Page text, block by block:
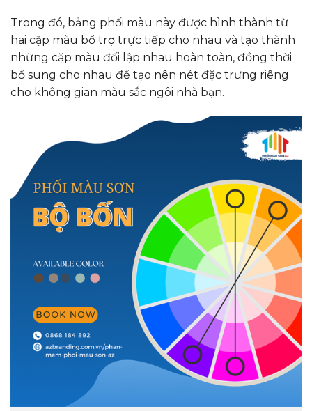
Trong đó, bảng phối màu này được hình thành từ
hai cặp màu bổ trợ trực tiếp cho nhau và tạo thành
những cặp màu đối lập nhau hoàn toàn, đồng thời
bổ sung cho nhau để tạo nên nét đặc trưng riêng
cho không gian màu sắc ngôi nhà bạn.